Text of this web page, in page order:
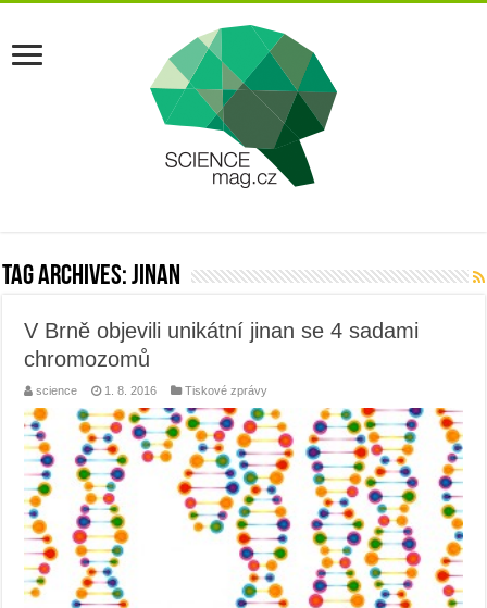
Tag Archives:jinan
V Brně objevili unikátní jinan se 4 sadami
chromozomů
science 1. 8. 2016 Tiskové zprávy